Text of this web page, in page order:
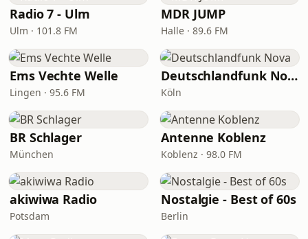
Radio 7 - Ulm
Ulm · 101.8 FM
MDR JUMP
Halle · 89.6 FM
Ems Vechte Welle
Lingen · 95.6 FM
Deutschlandfunk Nova
Köln
BR Schlager
München
Antenne Koblenz
Koblenz · 98.0 FM
akiwiwa Radio
Potsdam
Nostalgie - Best of 60s
Berlin